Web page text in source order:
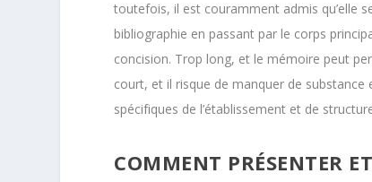
toutefois, il est couramment admis qu’elle
bibliographie en passant par le corps
concision. Trop long, et le mémoire peut
court, et il risque de manquer de
spécifiques de l’établissement et de
COMMENT PRÉSENTER